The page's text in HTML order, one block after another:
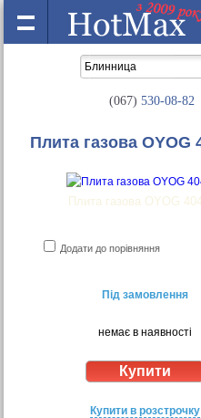
(067) 530-08-82
Плита газова OYOG
Плита газова OYOG
Додати до порівняння
Під замовлення
немає в наявності
Купити в розстрочку